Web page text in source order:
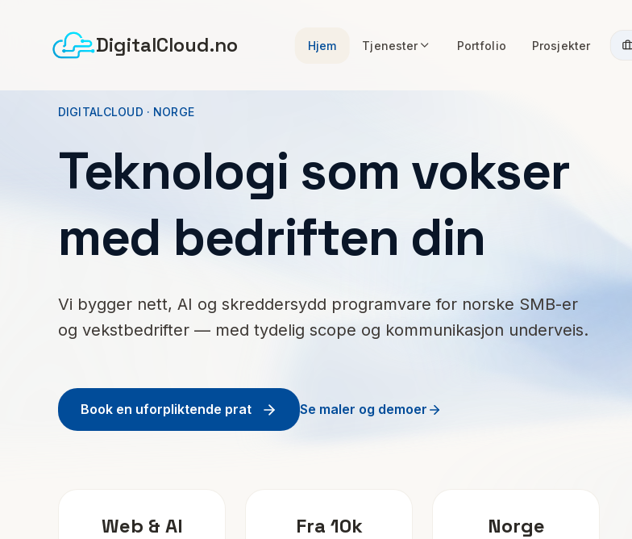
DigitalCloud.no Hjem Tjenester Portfolio Prosjekter
DIGITALCLOUD · NORGE
Teknologi som vokser
med bedriften din
Vi bygger nett, AI og skreddersydd programvare for norske SMB-er
og vekstbedrifter — med tydelig scope og kommunikasjon underveis.
Book en uforpliktende prat Se maler og demoer
Web & AI Fra 10k Norge